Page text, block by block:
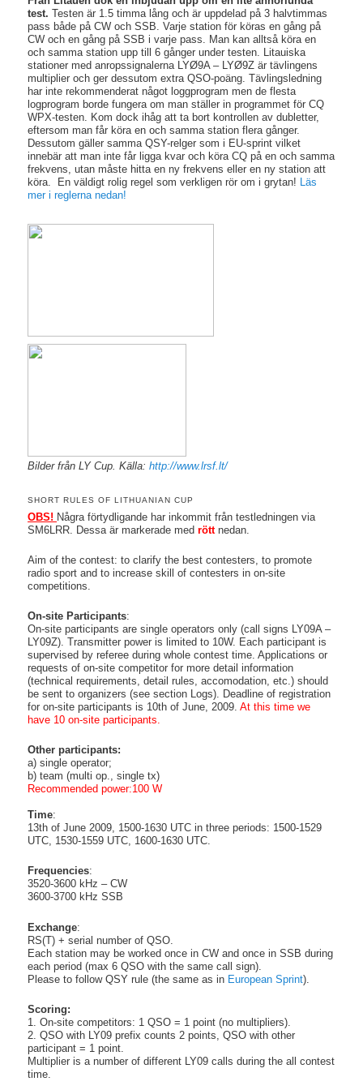
test.Testen är 1.5 timma lång och är uppdelad på 3 halvtimmas
pass både på CW och SSB. Varje station för köras en gång på
CW och en gång på SSB i varje pass. Man kan alltså köra en
och samma station upp till 6 gånger under testen. Litauiska
stationer med anropssignalerna LYØ9A – LYØ9Z är tävlingens
multiplier och ger dessutom extra QSO-poäng. Tävlingsledning
har inte rekommenderat något loggprogram men de flesta
logprogram borde fungera om man ställer in programmet för CQ
WPX-testen. Kom dock ihåg att ta bort kontrollen av dubletter,
eftersom man får köra en och samma station flera gånger.
Dessutom gäller samma QSY-relger som i EU-sprint vilket
innebär att man inte får ligga kvar och köra CQ på en och samma
frekvens, utan måste hitta en ny frekvens eller en ny station att
köra. En väldigt rolig regel som verkligen rör om i grytan! Läs
mer i reglerna nedan!
Bilder från LY Cup. Källa:http://www.lrsf.lt/
SHORT RULES OF LITHUANIAN CUP
OBS! Några förtydligande har inkommit från testledningen via
SM6LRR. Dessa är markerade medröttnedan.
Aim of the contest: to clarify the best contesters, to promote
radio sport and to increase skill of contesters in on-site
competitions.
On-site Participants:
On-site participants are single operators only (call signs LY09A –
LY09Z). Transmitter power is limited to 10W. Each participant is
supervised by referee during whole contest time. Applications or
requests of on-site competitor for more detail information
(technical requirements, detail rules, accomodation, etc.) should
be sent to organizers (see section Logs). Deadline of registration
for on-site participants is 10th of June, 2009.At this time we
have 10 on-site participants.
Other participants:
a) single operator;
b) team (multi op., single tx)
Recommended power:100 W
Time:
13th of June 2009, 1500-1630 UTC in three periods: 1500-1529
UTC, 1530-1559 UTC, 1600-1630 UTC.
Frequencies:
3520-3600 kHz – CW
3600-3700 kHz SSB
Exchange:
RS(T) + serial number of QSO.
Each station may be worked once in CW and once in SSB during
each period (max 6 QSO with the same call sign).
Please to follow QSY rule (the same as in European Sprint).
Scoring:
1. On-site competitors: 1 QSO = 1 point (no multipliers).
2. QSO with LY09 prefix counts 2 points, QSO with other
participant = 1 point.
Multiplier is a number of different LY09 calls during the all contest
time.